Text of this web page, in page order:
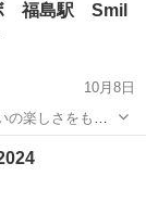
福島駅 Smil
10月8日
楽しさをもう
力を発信するた
。 JR福島駅と